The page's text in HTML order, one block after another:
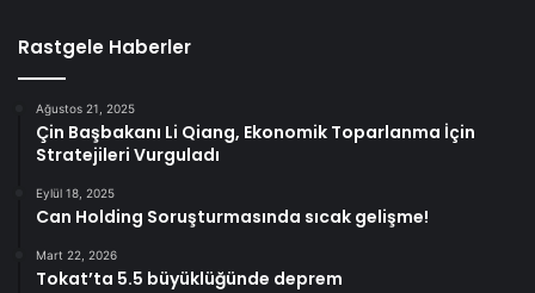
Rastgele Haberler
Ağustos 21, 2025
Çin Başbakanı Li Qiang, Ekonomik Toparlanma İçin
Stratejileri Vurguladı
Eylül 18, 2025
Can Holding Soruşturmasında sıcak gelişme!
Mart 22, 2026
Tokat’ta 5.5 büyüklüğünde deprem